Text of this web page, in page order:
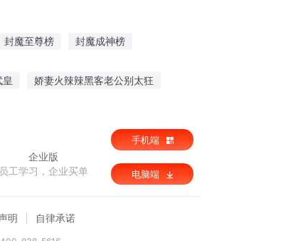
封魔至尊榜 封魔成神榜
市封神榜 天帝封神榜 封神仙榜
娇妻火辣辣黑客老公别太狂
企业版
员工学习，企业买单
手机端
电脑端
明 自律承诺